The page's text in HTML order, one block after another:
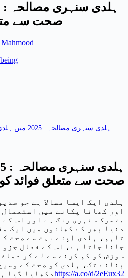
صحت سے
ہلدی سنہری
صحت سے متعلق فوائد کو
ہلدی ایک ایسا مسالا ہے جو
اور کھانا پکانے میں
متحرک سنہری رنگ ہے اور اس
دنیا بھر کے کھانوں میں ایک
تاہم، ہلدی اپنے بہت سے صحت
جانا جاتا ہے، اس کے فعال جزو
سوزش کو کم کرنے سے لے کر
بنانے تک، ہلدی کو صحت کے
دکھایا گیاhttps://a.co/d/2eEux32